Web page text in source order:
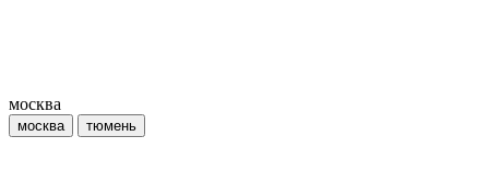
москва
москва тюмень